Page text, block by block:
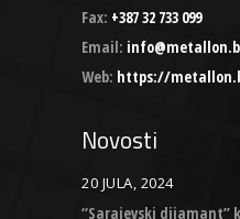
Fax: +387 32 733 099
Email:
Web: https://
Novosti
20 JULA, 2024
“Sarajevski dijamant”